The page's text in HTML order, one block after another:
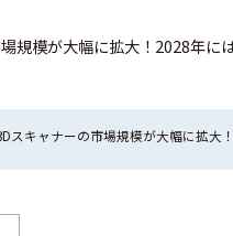
規模が大幅に拡大！2028年に
スキャナーの市場規模が大幅に拡大